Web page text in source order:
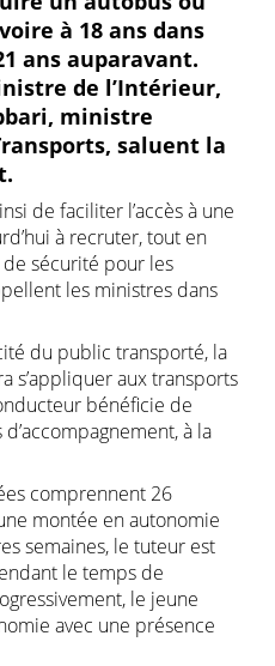
à 18 ans dans
ans auparavant.
de l’Intérieur,
ministre
saluent la
de faciliter l’accès à une
à recruter, tout en
sécurité pour les
les ministres dans
du public transporté, la
s’appliquer aux transports
bénéficie de
à la
comprennent 26
montée en autonomie
semaines, le tuteur est
le temps de
le jeune
avec une présence